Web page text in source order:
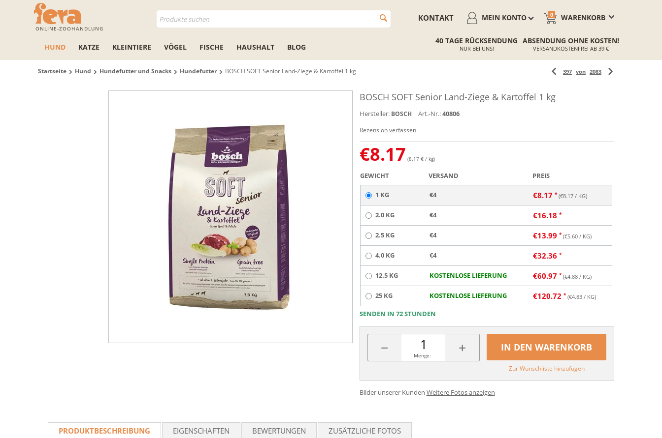
ONLINE-ZOOHANDLUNG
WARENKORB
0
MEIN KONTO
KONTAKT
HUND KATZE KLEINTIERE VÖGEL FISCHE HAUSHALT BLOG
40 TAGE RÜCKSENDUNG
NUR BEI UNS!
ABSENDUNG OHNE KOSTEN!
VERSANDKOSTENFREI AB 39 €
Startseite Hund Hundefutter und Snacks Hundefutter BOSCH SOFT Senior Land-Ziege & Kartoffel 1 kg 397 von 2083
BOSCH SOFT Senior Land-Ziege & Kartoffel 1 kg
Hersteller: BOSCH Art.-Nr.:40806
Rezension verfassen
€8.17 (8.17 € / kg)
GEWICHT VERSAND PREIS
1 KG €4 €8.17 (€8.17/ KG)
2.0 KG €4 €16.18
2.5 KG €4 €13.99 (€5.60/ KG)
4.0 KG €4 €32.36
12.5 KG KOSTENLOSE LIEFERUNG €60.97 (€4.88/ KG)
25 KG KOSTENLOSE LIEFERUNG €120.72 (€4.83/ KG)
SENDEN IN 72 STUNDEN
− +
Menge:
IN DEN WARENKORB
Zur Wunschliste hinzufügen
Bilder unserer Kunden Weitere Fotos anzeigen
PRODUKTBESCHREIBUNG EIGENSCHAFTEN BEWERTUNGEN ZUSÄTZLICHE FOTOS